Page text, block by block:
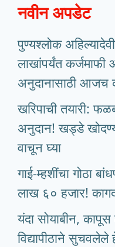
नवीन अपडेट
पुण्यश्लोक
लाखांपर्यंत कर्जमाफी
अनुदानासाठी आजच
खरिपाची तयारी:
अनुदान! खड्डे
वाचून घ्या
गाई-म्हशींचा गोठा
लाख ६० हजार!
यंदा सोयाबीन,
विद्यापीठाने